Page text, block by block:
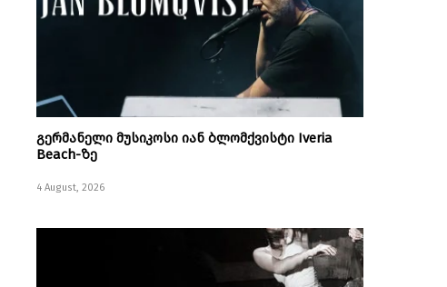
გერმანელი მუსიკოსი იან ბლომქვისტი Iveria
Beach-ზე
4 August, 2026